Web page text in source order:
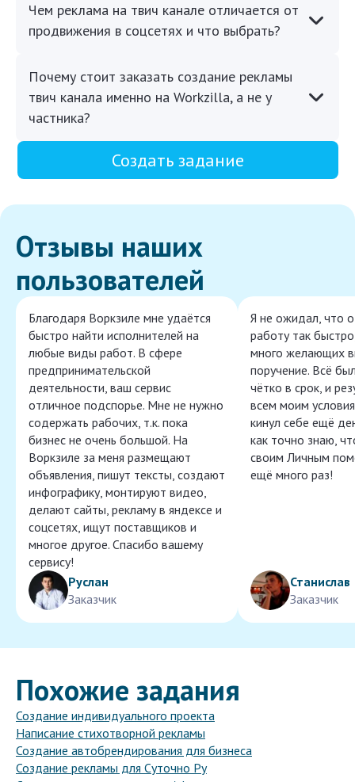
Чем реклама на твич канале отличается от
продвижения в соцсетях и что выбрать?
Почему стоит заказать создание рекламы
твич канала именно на Workzilla, а не у
частника?
Создать задание
Отзывы наших
пользователей
Благодаря Воркзиле мне удаётся
быстро найти исполнителей на
любые виды работ. В сфере
предпринимательской
деятельности, ваш сервис
отличное подспорье. Мне не нужно
содержать рабочих, т.к. пока
бизнес не очень большой. На
Воркзиле за меня размещают
объявления, пишут тексты, создают
инфографику, монтируют видео,
делают сайты, рекламу в яндексе и
соцсетях, ищут поставщиков и
многое другое. Спасибо вашему
сервису!
Руслан
Заказчик
Я не ожидал, что
работу так
много желающих
поручение. Всё
чётко в срок, и
всем моим
кинул себе ещё
как точно знаю,
своим Личным
ещё много раз!
Станислав
Заказчик
Похожие задания
Создание индивидуального проекта
Написание стихотворной рекламы
Создание автобрендирования для бизнеса
Создание рекламы для Суточно Ру